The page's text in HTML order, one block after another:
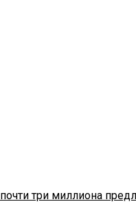
три миллиона